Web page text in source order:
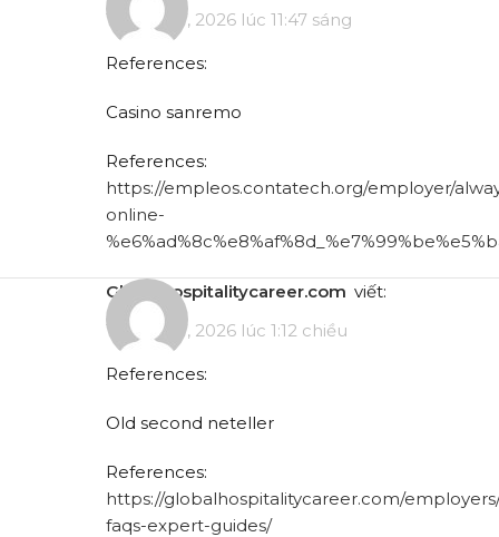
Tháng 5 7, 2026 lúc 11:47 sáng
References:
Casino sanremo
References:
https://empleos.contatech.org/employer/
online-
globalhospitalitycareer.com viết:
Tháng 5 7, 2026 lúc 1:12 chiều
References:
Old second neteller
References:
https://globalhospitalitycareer.com/
faqs-expert-guides/